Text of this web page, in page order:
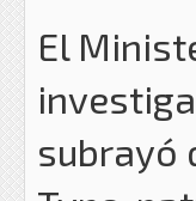
El
subrayó